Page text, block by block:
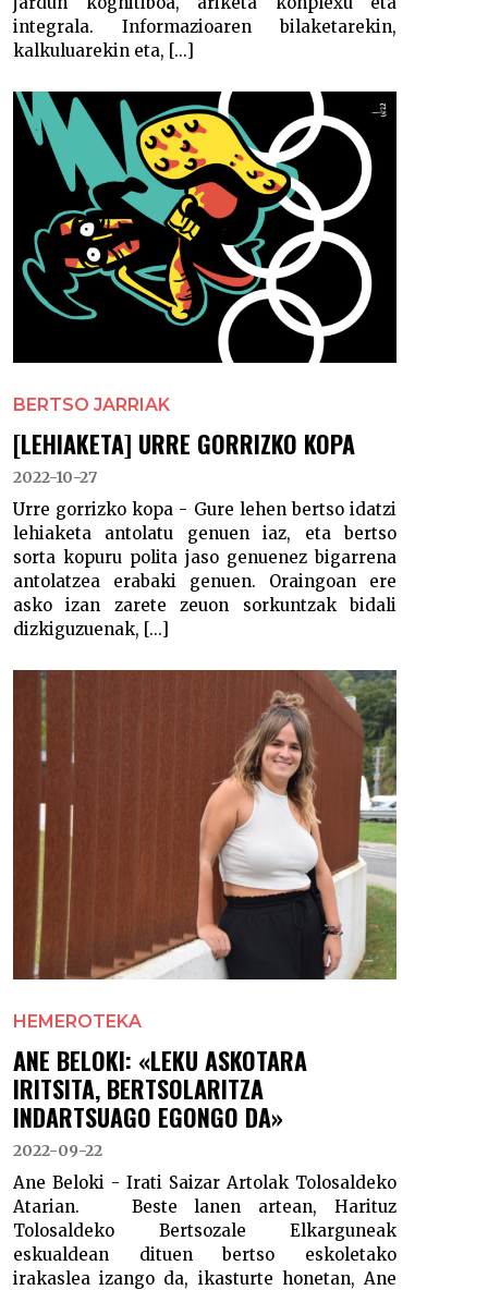
integrala. Informazioaren bilaketarekin,
kalkuluarekin eta, [...]
BERTSO JARRIAK
[LEHIAKETA] URRE GORRIZKO KOPA
2022-10-27
Urre gorrizko kopa - Gure lehen bertso idatzi
lehiaketa antolatu genuen iaz, eta bertso
sorta kopuru polita jaso genuenez bigarrena
antolatzea erabaki genuen. Oraingoan ere
asko izan zarete zeuon sorkuntzak bidali
dizkiguzuenak, [...]
HEMEROTEKA
ANE BELOKI: «LEKU ASKOTARA
IRITSITA, BERTSOLARITZA
INDARTSUAGO EGONGO DA»
2022-09-22
Ane Beloki - Irati Saizar Artolak Tolosaldeko
Atarian. Beste lanen artean, Harituz
Tolosaldeko Bertsozale Elkarguneak
eskualdean dituen bertso eskoletako
irakaslea izango da, ikasturte honetan, Ane